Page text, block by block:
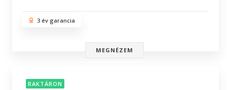
3 év garancia
MEGNÉZEM
RAKTÁRON